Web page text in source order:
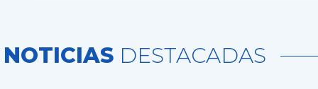
NOTICIAS DESTACADAS